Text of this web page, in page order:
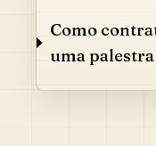
Como
uma